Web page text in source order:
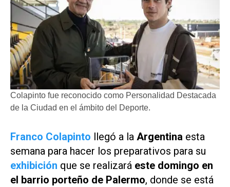
Colapinto fue reconocido como Personalidad Destacada
de la Ciudad en el ámbito del Deporte.
Franco Colapinto llegó a la Argentina esta
semana para hacer los preparativos para su
exhibición que se realizará este domingo en
el barrio porteño de Palermo, donde se está